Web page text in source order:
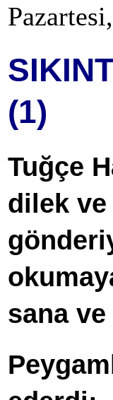
(1)
Tuğçe
dilek ve
sana